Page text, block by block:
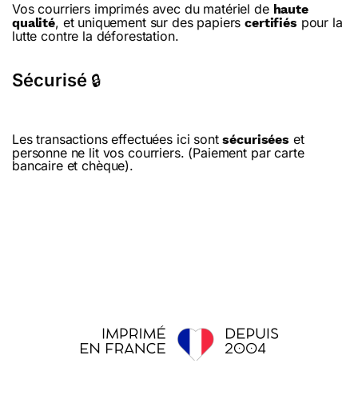
Vos courriers imprimés avec du matériel de haute
qualité, et uniquement sur des papierscertifiés pour la
lutte contre la déforestation.
Sécurisé 🔒
Les transactions effectuées ici sontsécurisées et
personne ne lit vos courriers. (Paiement par carte
bancaire et chèque).